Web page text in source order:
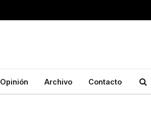
Opinión Archivo Contacto